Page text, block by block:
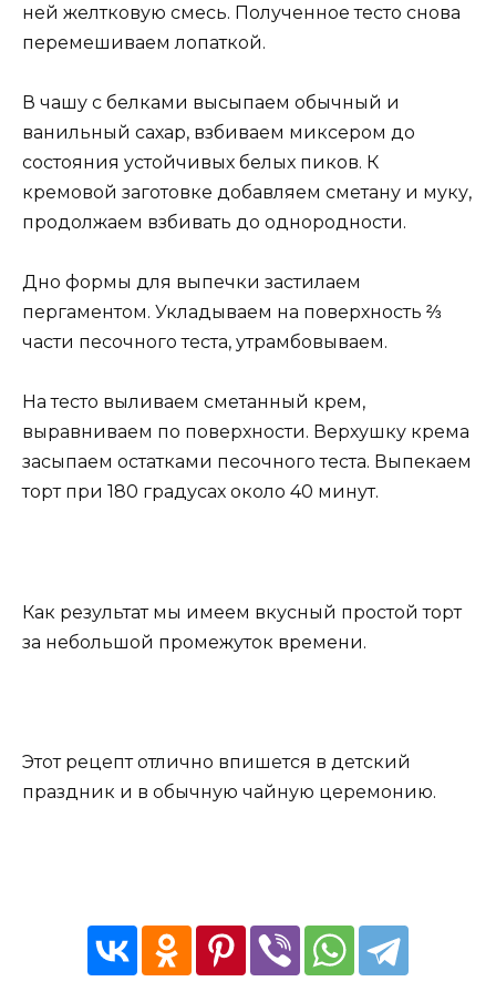
ней желтковую смесь. Полученное тесто снова
перемешиваем лопаткой.
В чашу с белками высыпаем обычный и
ванильный сахар, взбиваем миксером до
состояния устойчивых белых пиков. К
кремовой заготовке добавляем сметану и муку,
продолжаем взбивать до однородности.
Дно формы для выпечки застилаем
пергаментом. Укладываем на поверхность ⅔
части песочного теста, утрамбовываем.
На тесто выливаем сметанный крем,
выравниваем по поверхности. Верхушку крема
засыпаем остатками песочного теста. Выпекаем
торт при 180 градусах около 40 минут.
Как результат мы имеем вкусный простой торт
за небольшой промежуток времени.
Этот рецепт отлично впишется в детский
праздник и в обычную чайную церемонию.